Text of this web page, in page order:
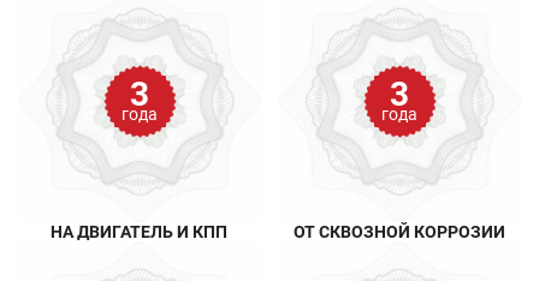
3
года
НА ДВИГАТЕЛЬ И КПП
3
года
ОТ СКВОЗНОЙ КОРРОЗИИ